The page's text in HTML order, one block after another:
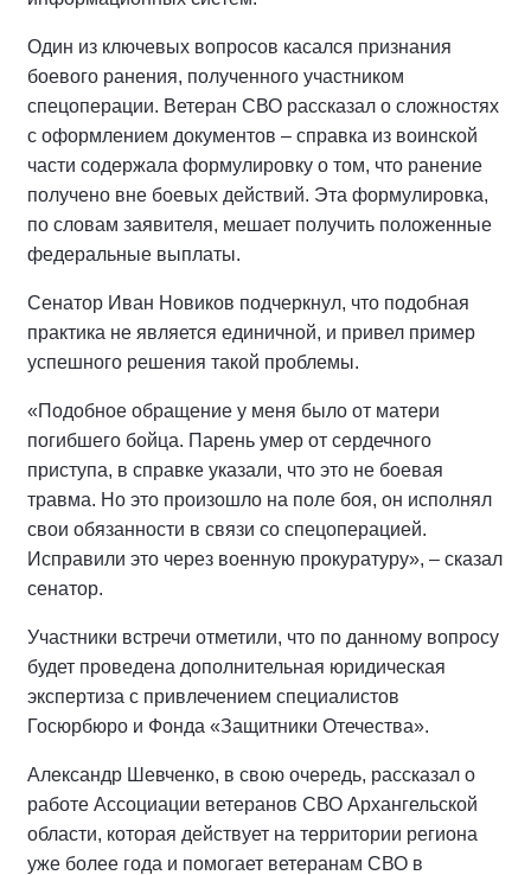
Один из ключевых вопросов касался признания
боевого ранения, полученного участником
спецоперации. Ветеран СВО рассказал о сложностях
с оформлением документов – справка из воинской
части содержала формулировку о том, что ранение
получено вне боевых действий. Эта формулировка,
по словам заявителя, мешает получить положенные
федеральные выплаты.
Сенатор Иван Новиков подчеркнул, что подобная
практика не является единичной, и привел пример
успешного решения такой проблемы.
«Подобное обращение у меня было от матери
погибшего бойца. Парень умер от сердечного
приступа, в справке указали, что это не боевая
травма. Но это произошло на поле боя, он исполнял
свои обязанности в связи со спецоперацией.
Исправили это через военную прокуратуру», – сказал
сенатор.
Участники встречи отметили, что по данному вопросу
будет проведена дополнительная юридическая
экспертиза с привлечением специалистов
Госюрбюро и Фонда «Защитники Отечества».
Александр Шевченко, в свою очередь, рассказал о
работе Ассоциации ветеранов СВО Архангельской
области, которая действует на территории региона
уже более года и помогает ветеранам СВО в